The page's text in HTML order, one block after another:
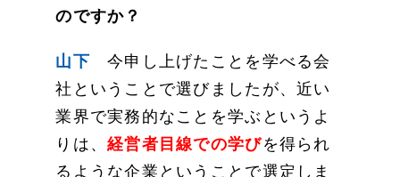
のですか？
山下今申し上げたことを学べる会
社ということで選びましたが、近い
業界で実務的なことを学ぶというよ
りは、経営者目線での学びを得られ
るような企業ということで選定しま